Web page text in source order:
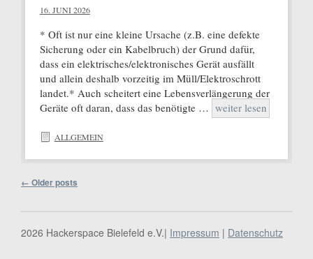
16. JUNI 2026
* Oft ist nur eine kleine Ursache (z.B. eine defekte
Sicherung oder ein Kabelbruch) der Grund dafür,
dass ein elektrisches/elektronisches Gerät ausfällt
und allein deshalb vorzeitig im Müll/Elektroschrott
landet.* Auch scheitert eine Lebensverlängerung der
Geräte oft daran, dass das benötigte … weiter lesen
ALLGEMEIN
Post navigation
← Older posts
2026 Hackerspace Bielefeld e.V.| Impressum | Datenschutz